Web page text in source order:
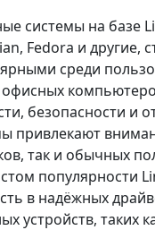
системы на базе
Fedora и другие,
среди
безопасности и
привлекают
так и обычных
популярности
в надёжных
устройств, таких